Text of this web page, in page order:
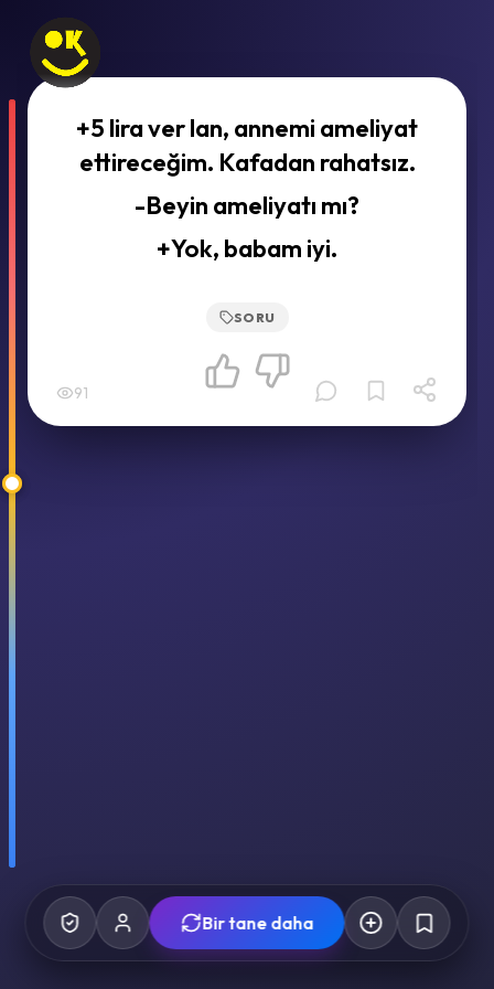
+5 lira ver lan, annemi ameliyat
ettireceğim. Kafadan rahatsız.
-Beyin ameliyatı mı?
+Yok, babam iyi.
SORU
91
Bir tane daha